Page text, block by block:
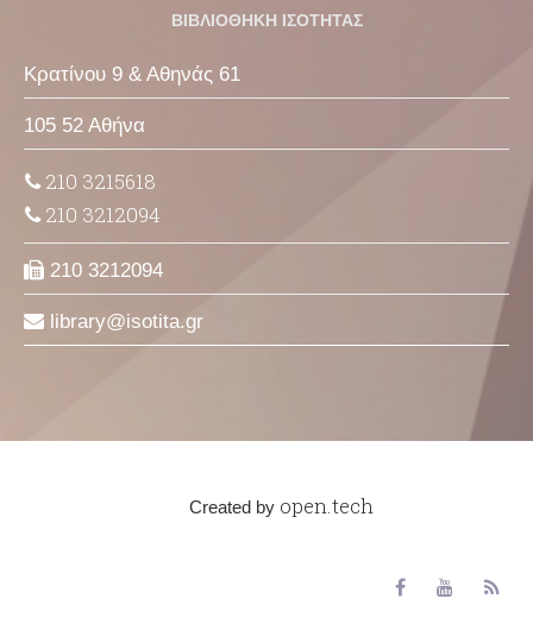
ΒΙΒΛΙΟΘΗΚΗ ΙΣΟΤΗΤΑΣ
Κρατίνου 9 & Αθηνάς 61
105 52 Αθήνα
210 3215618
210 3212094
210 3212094
library isotita gr
Created by open.tech